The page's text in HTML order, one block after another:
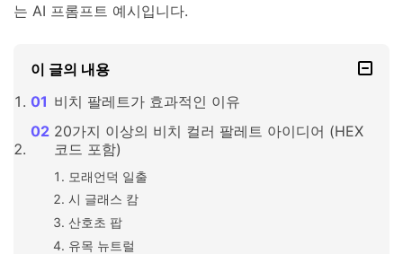
는 AI 프롬프트 예시입니다.
이 글의 내용
비치 팔레트가 효과적인 이유
20가지 이상의 비치 컬러 팔레트 아이디어 (HEX
코드 포함)
모래언덕 일출
시 글래스 캄
산호초 팝
유목 뉴트럴